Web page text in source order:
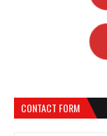
CONTACT FORM